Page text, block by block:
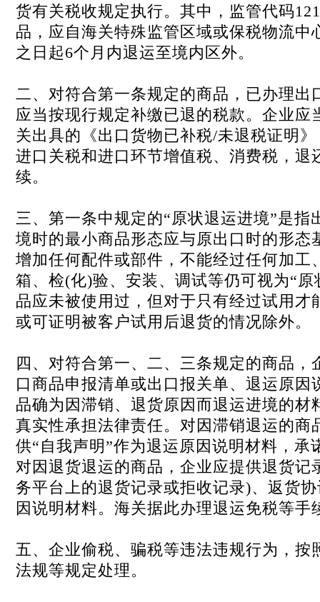
货有关税收规定执行。其中，监管代码
品，应自海关特殊监管区域或保税物流中
之日起6个月内退运至境内区外。
二、对符合第一条规定的商品，已办理出
应当按现行规定补缴已退的税款。企业应
关出具的《出口货物已补税/未退税证明
进口关税和进口环节增值税、消费税，退
续。
三、第一条中规定的“原状退运进境”是指
境时的最小商品形态应与原出口时的形态
增加任何配件或部件，不能经过任何加工
箱、检(化)验、安装、调试等仍可视为“原
品应未被使用过，但对于只有经过试用才
或可证明被客户试用后退货的情况除外。
四、对符合第一、二、三条规定的商品，
口商品申报清单或出口报关单、退运原因
品确为因滞销、退货原因而退运进境的材
真实性承担法律责任。对因滞销退运的商
供“自我声明”作为退运原因说明材料，承
对因退货退运的商品，企业应提供退货记
务平台上的退货记录或拒收记录)、返货
因说明材料。海关据此办理退运免税等手
五、企业偷税、骗税等违法违规行为，按
法规等规定处理。